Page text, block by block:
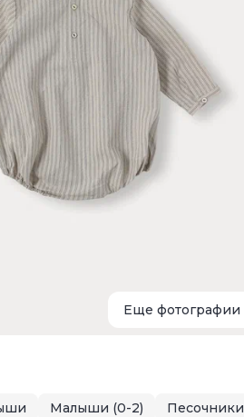
Еще фотографии
Малыши (0-2) Песочники